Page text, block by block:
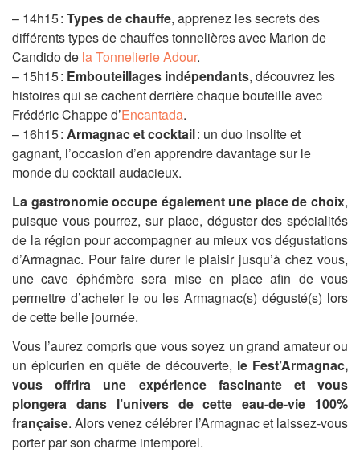
– 14h15 : Types de chauffe, apprenez les secrets des
différents types de chauffes tonnelières avec Marion de
Candido de la Tonnelierie Adour.
– 15h15 : Embouteillages indépendants, découvrez les
histoires qui se cachent derrière chaque bouteille avec
Frédéric Chappe d’Encantada.
– 16h15 : Armagnac et cocktail: un duo insolite et
gagnant, l’occasion d’en apprendre davantage sur le
monde du cocktail audacieux.
La gastronomie occupe également une place de choix,
puisque vous pourrez, sur place, déguster des spécialités
de la région pour accompagner au mieux vos dégustations
d’Armagnac. Pour faire durer le plaisir jusqu’à chez vous,
une cave éphémère sera mise en place afin de vous
permettre d’acheter le ou les Armagnac(s) dégusté(s) lors
de cette belle journée.
Vous l’aurez compris que vous soyez un grand amateur ou
un épicurien en quête de découverte, le Fest’Armagnac,
vous offrira une expérience fascinante et vous
plongera dans l’univers de cette eau-de-vie 100%
française. Alors venez célébrer l’Armagnac et laissez-vous
porter par son charme intemporel.